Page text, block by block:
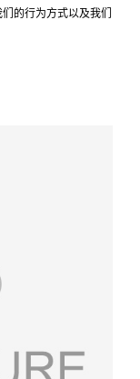
的行为方式以及我们